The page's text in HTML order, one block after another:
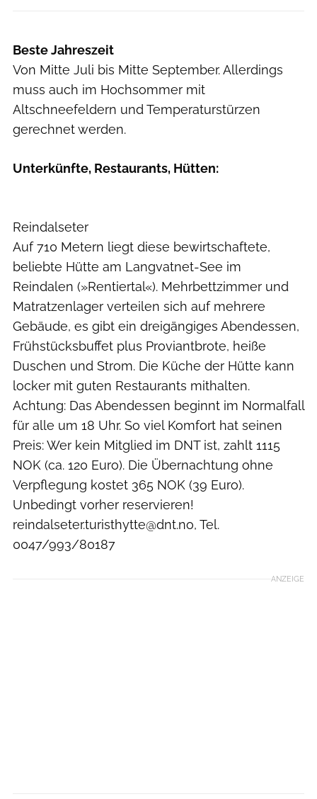
Beste Jahreszeit
Von Mitte Juli bis Mitte September. Allerdings
muss auch im Hochsommer mit
Altschneefeldern und Temperaturstürzen
gerechnet werden.
Unterkünfte, Restaurants, Hütten:
Reindalseter
Auf 710 Metern liegt diese bewirtschaftete,
beliebte Hütte am Langvatnet-See im
Reindalen (»Rentiertal«). Mehrbettzimmer und
Matratzenlager verteilen sich auf mehrere
Gebäude, es gibt ein dreigängiges Abendessen,
Frühstücksbuffet plus Proviantbrote, heiße
Duschen und Strom. Die Küche der Hütte kann
locker mit guten Restaurants mithalten.
Achtung: Das Abendessen beginnt im Normalfall
für alle um 18 Uhr. So viel Komfort hat seinen
Preis: Wer kein Mitglied im DNT ist, zahlt 1115
NOK (ca. 120 Euro). Die Übernachtung ohne
Verpflegung kostet 365 NOK (39 Euro).
Unbedingt vorher reservieren!
reindalseter.turisthytte@dnt.no, Tel.
0047/993/80187
ANZEIGE